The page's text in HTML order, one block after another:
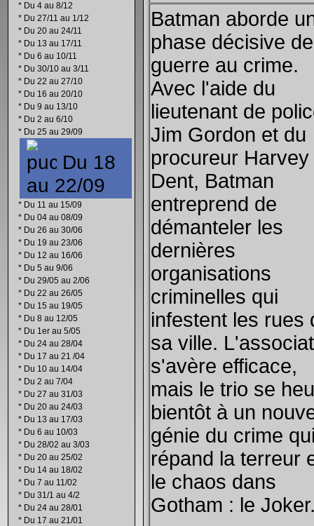
* Du 4 au 8/12
* Du 27/11 au 1/12
* Du 20 au 24/11
* Du 13 au 17/11
* Du 6 au 10/11
* Du 30/10 au 3/11
* Du 22 au 27/10
* Du 16 au 20/10
* Du 9 au 13/10
* Du 2 au 6/10
* Du 25 au 29/09
Du 18
au 22/09
* Du 11 au 15/09
* Du 04 au 08/09
* Du 26 au 30/06
* Du 19 au 23/06
* Du 12 au 16/06
* Du 5 au 9/06
* Du 29/05 au 2/06
* Du 22 au 26/05
* Du 15 au 19/05
* Du 8 au 12/05
* Du 1er au 5/05
* Du 24 au 28/04
* Du 17 au 21 /04
* Du 10 au 14/04
* Du 2 au 7/04
* Du 27 au 31/03
* Du 20 au 24/03
* Du 13 au 17/03
* Du 6 au 10/03
* Du 28/02 au 3/03
* Du 20 au 25/02
* Du 14 au 18/02
* Du 7 au 11/02
* Du 31/1 au 4/2
* Du 24 au 28/01
* Du 17 au 21/01
Batman aborde
phase décisive
guerre au crime.
Avec l'aide du
lieutenant de
Jim Gordon et du
procureur Harvey
Dent, Batman
entreprend de
démanteler les
dernières
organisations
criminelles qui
infestent les rues
sa ville.
s'avère efficace,
mais le trio se
bientôt à un
génie du crime
répand la terreur
le chaos dans
Gotham : le